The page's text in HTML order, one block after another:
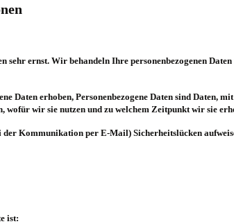
sehr ernst. Wir behandeln Ihre personenbezogenen
Daten erhoben, Personenbezogene Daten sind Daten,
wir sie nutzen und zu welchem Zeitpunkt wir sie
Kommunikation per E-Mail) Sicherheitslücken
ist: